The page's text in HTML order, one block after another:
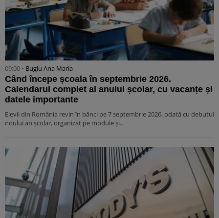
09:00 • Bugiu ⁠Ana Maria
Când începe școala în septembrie 2026.
Calendarul complet al anului școlar, cu vacanțe și
datele importante
Elevii din România revin în bănci pe 7 septembrie 2026, odată cu debutul
noului an școlar, organizat pe module și…